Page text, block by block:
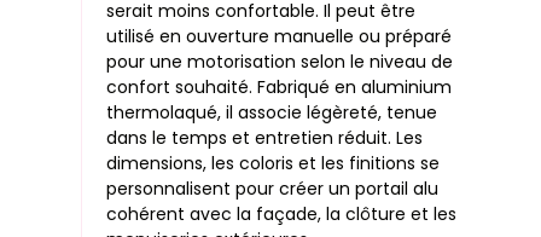
serait moins confortable. Il peut être
utilisé en ouverture manuelle ou préparé
pour une motorisation selon le niveau de
confort souhaité. Fabriqué en aluminium
thermolaqué, il associe légèreté, tenue
dans le temps et entretien réduit. Les
dimensions, les coloris et les finitions se
personnalisent pour créer un portail alu
cohérent avec la façade, la clôture et les